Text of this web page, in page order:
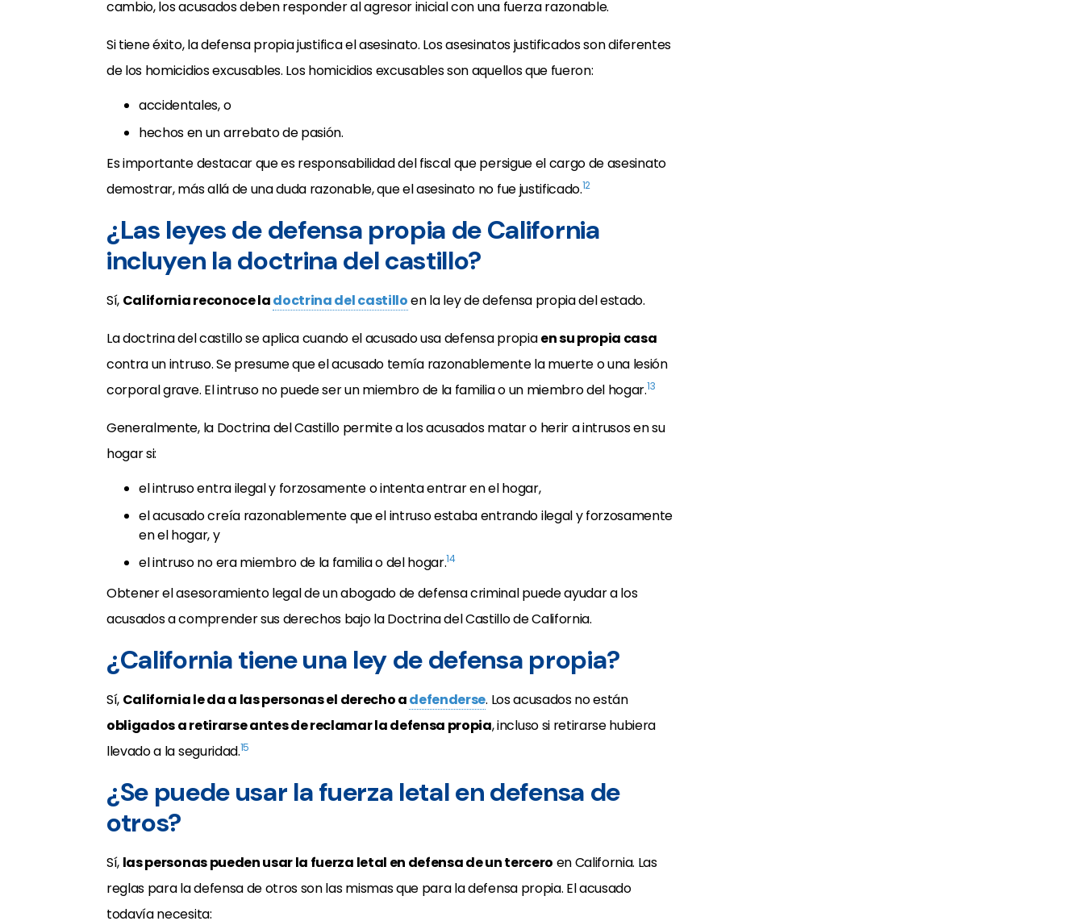
cambio, los acusados deben responder al agresor inicial con una fuerza razonable.
Si tiene éxito, la defensa propia justifica el asesinato. Los asesinatos justificados son diferentes
de los homicidios excusables. Los homicidios excusables son aquellos que fueron:
accidentales, o
hechos en un arrebato de pasión.
Es importante destacar que es responsabilidad del fiscal que persigue el cargo de asesinato
demostrar, más allá de una duda razonable, que el asesinato no fue justificado.12
¿Las leyes de defensa propia de California
incluyen la doctrina del castillo?
Sí, California reconoce ladoctrina del castilloen la ley de defensa propia del estado.
La doctrina del castillo se aplica cuando el acusado usa defensa propiaen su propia casa
contra un intruso. Se presume que el acusado temía razonablemente la muerte o una lesión
corporal grave. El intruso no puede ser un miembro de la familia o un miembro del hogar.13
Generalmente, la Doctrina del Castillo permite a los acusados matar o herir a intrusos en su
hogar si:
el intruso entra ilegal y forzosamente o intenta entrar en el hogar,
el acusado creía razonablemente que el intruso estaba entrando ilegal y forzosamente
en el hogar, y
el intruso no era miembro de la familia o del hogar.14
Obtener el asesoramiento legal de un abogado de defensa criminal puede ayudar a los
acusados a comprender sus derechos bajo la Doctrina del Castillo de California.
¿California tiene una ley de defensa propia?
Sí, California le da a las personas el derecho adefenderse. Los acusados no están
obligados a retirarse antes de reclamar la defensa propia, incluso si retirarse hubiera
llevado a la seguridad.15
¿Se puede usar la fuerza letal en defensa de
otros?
Sí, las personas pueden usar la fuerza letal en defensa de un tercero en California. Las
reglas para la defensa de otros son las mismas que para la defensa propia. El acusado
todavía necesita: